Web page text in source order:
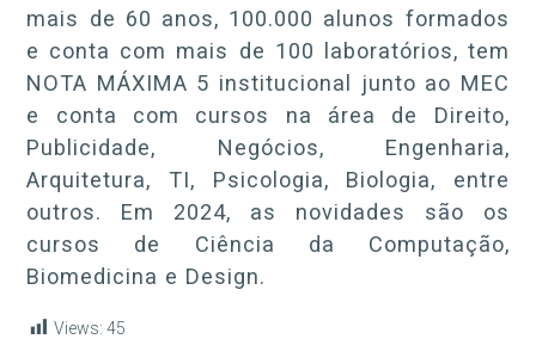
mais de 60 anos, 100.000 alunos formados
e conta com mais de 100 laboratórios, tem
NOTA MÁXIMA 5 institucional junto ao MEC
e conta com cursos na área de Direito,
Publicidade, Negócios, Engenharia,
Arquitetura, TI, Psicologia, Biologia, entre
outros. Em 2024, as novidades são os
cursos de Ciência da Computação,
Biomedicina e Design.
Views: 45